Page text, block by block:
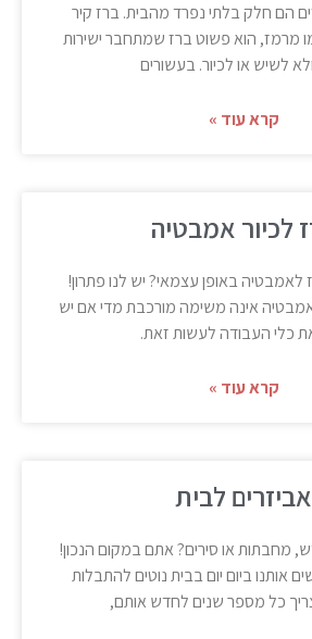
חלק בלתי נפרד מהבית. ברז קיר
הוא פשוט ברז שמתחבר ישירות
לשיש או לכיור. בעשורים
קרא עוד »
אמבטיה
באופן עצמאי? יש לנו פתרון!
אינה משימה מורכבת מדי אם יש
העבודה לעשות זאת.
קרא עוד »
לבית
או סירים? אתם במקום הנכון!
ביום יום בבית נוטים להתבלות
כל מספר שנים לחדש אותם,